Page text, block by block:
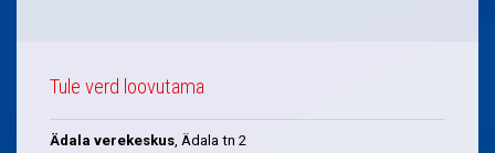
Tule verd loovutama
Ädala verekeskus, Ädala tn 2